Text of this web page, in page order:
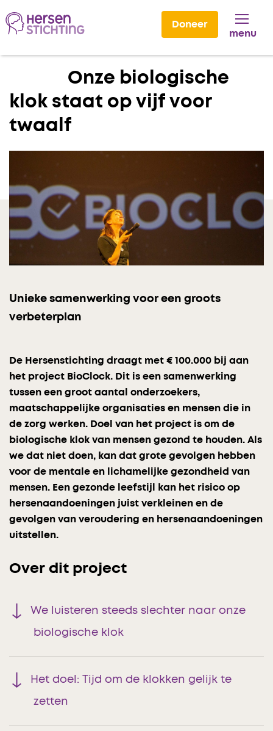
Doneer
menu
Lees voor
Onze biologische
klok staat op vijf voor
twaalf
Unieke samenwerking voor een groots
verbeterplan
De Hersenstichting draagt met € 100.000 bij aan
het project BioClock. Dit is een samenwerking
tussen een groot aantal onderzoekers,
maatschappelijke organisaties en mensen die in
de zorg werken. Doel van het project is om de
biologische klok van mensen gezond te houden. Als
we dat niet doen, kan dat grote gevolgen hebben
voor de mentale en lichamelijke gezondheid van
mensen. Een gezonde leefstijl kan het risico op
hersenaandoeningen juist verkleinen en de
gevolgen van veroudering en hersenaandoeningen
uitstellen.
Over dit project
We luisteren steeds slechter naar onze
biologische klok
Het doel: Tijd om de klokken gelijk te
zetten